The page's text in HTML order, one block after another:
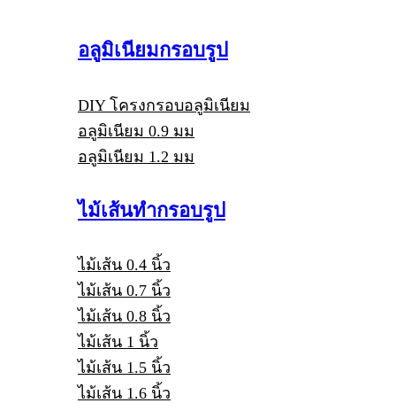
อลูมิเนียมกรอบรูป
DIY โครงกรอบอลูมิเนียม
อลูมิเนียม 0.9 มม
อลูมิเนียม 1.2 มม
ไม้เส้นทำกรอบรูป
ไม้เส้น 0.4 นิ้ว
ไม้เส้น 0.7 นิ้ว
ไม้เส้น 0.8 นิ้ว
ไม้เส้น 1 นิ้ว
ไม้เส้น 1.5 นิ้ว
ไม้เส้น 1.6 นิ้ว